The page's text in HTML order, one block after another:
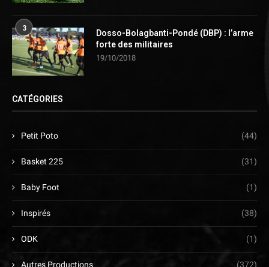
3
Dosso-Bolagbanti-Pondé (DBP) : l’arme
forte des militaires
19/10/2018
CATÉGORIES
Petit Poto (44)
Basket 225 (31)
Baby Foot (1)
Inspirés (38)
ODK (1)
Autres Productions (372)